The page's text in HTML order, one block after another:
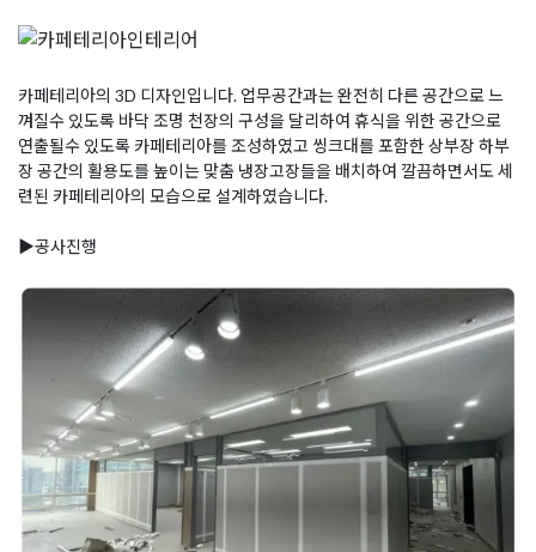
카페테리아의 3D 디자인입니다. 업무공간과는 완전히 다른 공간으로 느
껴질수 있도록 바닥 조명 천장의 구성을 달리하여 휴식을 위한 공간으로
연출될수 있도록 카페테리아를 조성하였고 씽크대를 포함한 상부장 하부
장 공간의 활용도를 높이는 맞춤 냉장고장들을 배치하여 깔끔하면서도 세
련된 카페테리아의 모습으로 설계하였습니다.
▶공사진행